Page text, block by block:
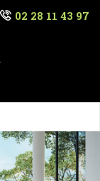
02 28 11 43 97